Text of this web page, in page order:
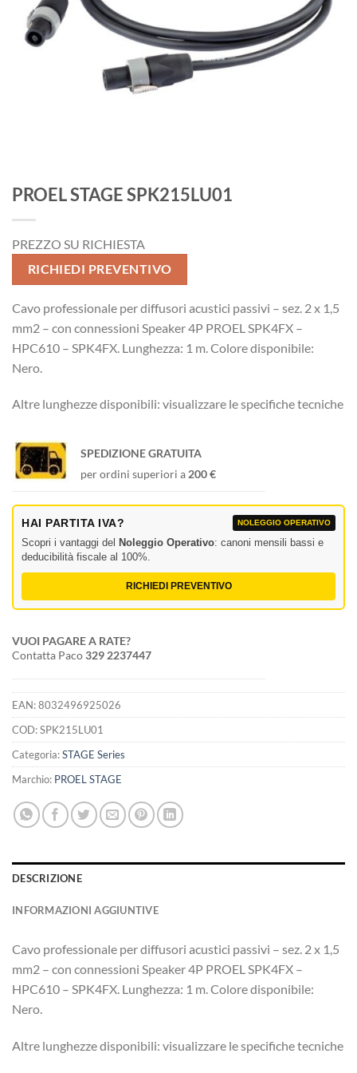
PROEL STAGE SPK215LU01
PREZZO SU RICHIESTA
RICHIEDI PREVENTIVO
Cavo professionale per diffusori acustici passivi – sez. 2 x 1,5
mm2 – con connessioni Speaker 4P PROEL SPK4FX –
HPC610 – SPK4FX. Lunghezza: 1 m. Colore disponibile:
Nero.
Altre lunghezze disponibili: visualizzare le specifiche tecniche
SPEDIZIONE GRATUITA
per ordini superiori a 200 €
HAI PARTITA IVA? NOLEGGIO OPERATIVO
Scopri i vantaggi del Noleggio Operativo: canoni mensili bassi e
deducibilità fiscale al 100%.
RICHIEDI PREVENTIVO
VUOI PAGARE A RATE?
Contatta Paco329 2237447
EAN:8032496925026
COD:SPK215LU01
Categoria:STAGE Series
Marchio: PROEL STAGE
DESCRIZIONE
INFORMAZIONI AGGIUNTIVE
Cavo professionale per diffusori acustici passivi – sez. 2 x 1,5
mm2 – con connessioni Speaker 4P PROEL SPK4FX –
HPC610 – SPK4FX. Lunghezza: 1 m. Colore disponibile:
Nero.
Altre lunghezze disponibili: visualizzare le specifiche tecniche